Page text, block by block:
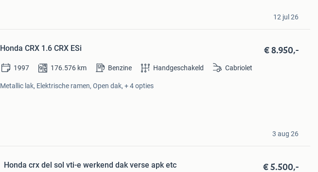
12 jul 26
Honda CRX 1.6 CRX ESi € 8.950,-
1997 176.576 km Benzine Handgeschakeld Cabriolet
Metallic lak, Elektrische ramen, Open dak, + 4 opties
3 aug 26
Honda crx del sol vti-e werkend dak verse apk etc € 5.500,-